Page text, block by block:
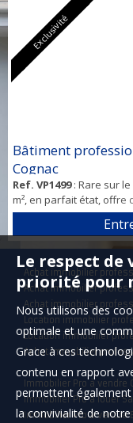
Exclusivité
Bâtiment
Cognac
Ref. VP1499: Rare sur
m², en parfait état, offre
aucun travaux. Parfait
légère ou tertiaire.
m2 État irréprochable –
solaires
Achat immobilier
Achat immobilier
Achat immobilier
Location immobilier
Location immobilier
Achat immobilier
Immobilier Pro à
Immobilier Pro à louer
Immobilier Pro à vendre
Le respect de
priorité pour
Nous utilisons des
optimale et une
Grace à ces
contenu en rapport
permettent
la convivialité de